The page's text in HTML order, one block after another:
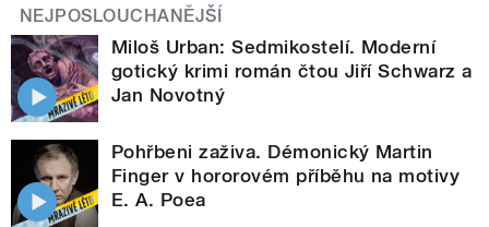
NEJPOSLOUCHANĚJŠÍ
Miloš Urban: Sedmikostelí. Moderní
gotický krimi román čtou Jiří Schwarz a
Jan Novotný
Pohřbeni zaživa. Démonický Martin
Finger v hororovém příběhu na motivy
E. A. Poea